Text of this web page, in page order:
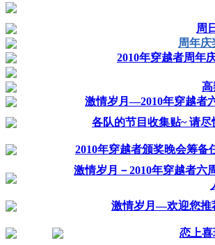
周
周年庆
2010年穿越者周年
高
激情岁月—2010年穿越者
各队的节目收集贴~ 请
2010年穿越者颁奖晚会筹备
激情岁月－2010年穿越者六
激情岁月—欢迎您推
恋上